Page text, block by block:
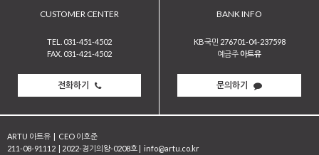
CUSTOMER CENTER
TEL. 031-451-4502
FAX. 031-421-4502
전화하기
BANK INFO
KB국민 276701-04-237598
예금주 아트유
문의하기
ARTU 아트유 | CEO 이호준
211-08-91112 | 2022-경기의왕-0208호 | info@artu.co.kr